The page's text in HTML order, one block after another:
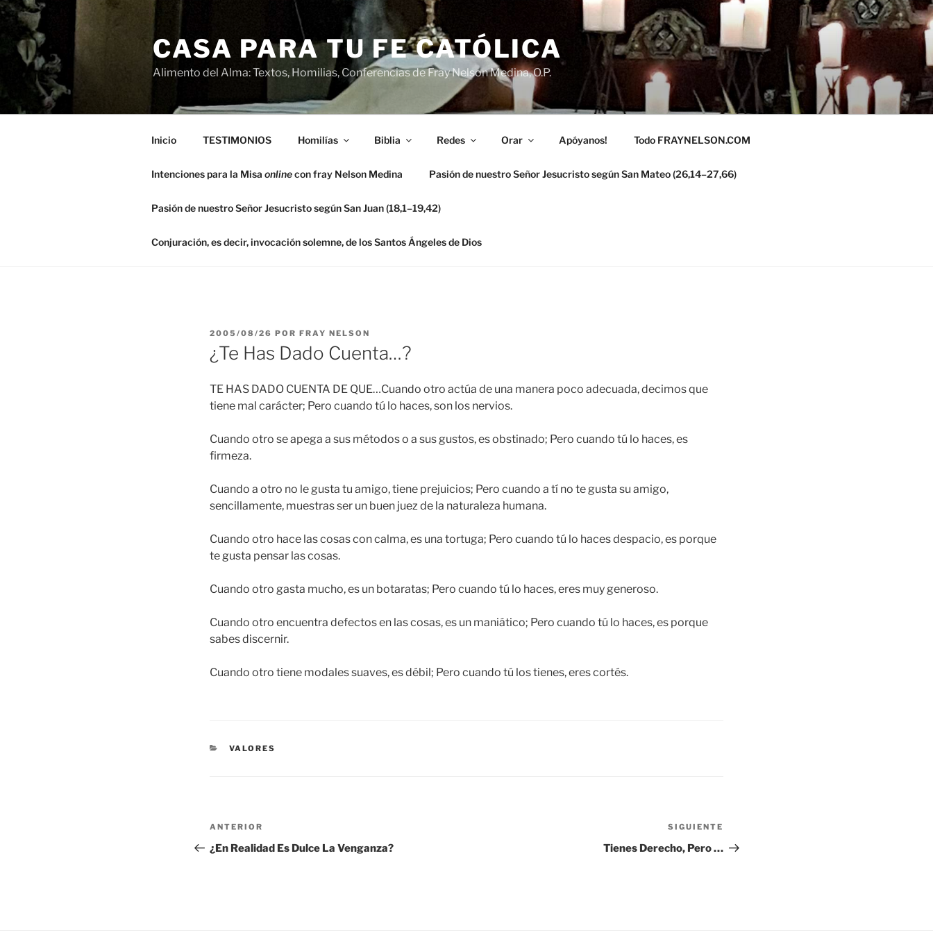
Saltar
contenido
CASA PARA TU FE CATÓLICA
Alimento del Alma: Textos, Homilias, Conferencias de Fray Nelson Medina, O.P.
Inicio TESTIMONIOS Homilías Biblia Redes Orar Apóyanos! Todo FRAYNELSON.COM
Intenciones para la Misa onlinecon fray Nelson Medina Pasión de nuestro Señor Jesucristo según San Mateo (26,14–27,66)
Pasión de nuestro Señor Jesucristo según San Juan (18,1–19,42)
Conjuración, es decir, invocación solemne, de los Santos Ángeles de Dios
PUBLICADO
EL
2005/08/26 POR FRAY NELSON
¿Te Has Dado Cuenta…?
TE HAS DADO CUENTA DE QUE…Cuando otro actúa de una manera poco adecuada, decimos que
tiene mal carácter; Pero cuando tú lo haces, son los nervios.
Cuando otro se apega a sus métodos o a sus gustos, es obstinado; Pero cuando tú lo haces, es
firmeza.
Cuando a otro no le gusta tu amigo, tiene prejuicios; Pero cuando a tí no te gusta su amigo,
sencillamente, muestras ser un buen juez de la naturaleza humana.
Cuando otro hace las cosas con calma, es una tortuga; Pero cuando tú lo haces despacio, es porque
te gusta pensar las cosas.
Cuando otro gasta mucho, es un botaratas; Pero cuando tú lo haces, eres muy generoso.
Cuando otro encuentra defectos en las cosas, es un maniático; Pero cuando tú lo haces, es porque
sabes discernir.
Cuando otro tiene modales suaves, es débil; Pero cuando tú los tienes, eres cortés.
CATEGORÍAS
VALORES
Navegación
de
Entrada
anterior:
ANTERIOR
¿En Realidad Es Dulce La Venganza?
entrada
SIGUIENTE
Tienes Derecho, Pero …